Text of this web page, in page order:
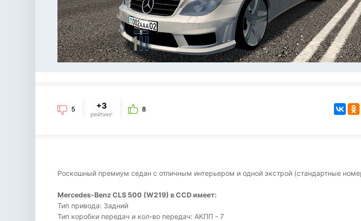
5 +3
рейтинг
8
Роскошный премиум седан с отличным интерьером и одной экстрой (стандартные
Mercedes-Benz CLS 500 (W219) в CCD имеет:
Тип привода: Задний
Тип коробки передач и кол-во передач: АКПП - 7